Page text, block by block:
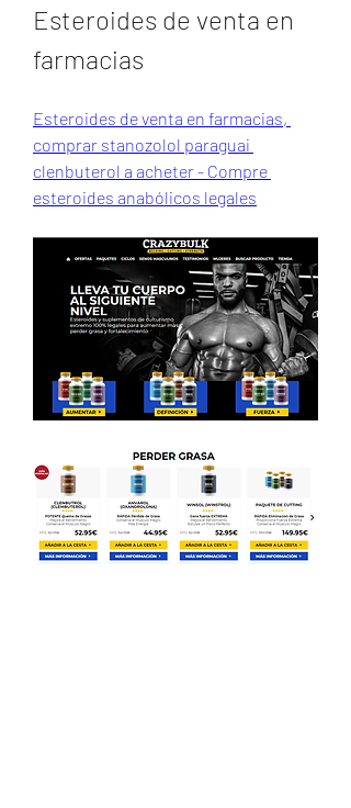
Esteroides de venta en
farmacias
Esteroides de venta en farmacias,
comprar stanozolol paraguai
clenbuterol a acheter - Compre
esteroides anabólicos legales